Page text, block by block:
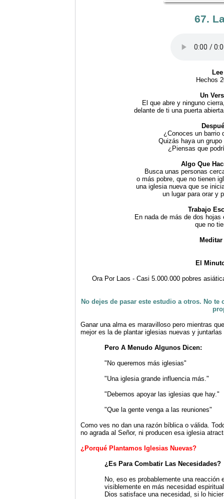
67.
Hechos
Un
El que abre y ninguno
delante de ti una puerta
¿Conoces un barrio
Quizás haya un
¿Piensas que
Algo Que
Busca unas personas
o más pobre, que no tienen
una iglesia nueva que se
un lugar para orar y
Trabajo
En nada de más de dos
que no
El
Ora Por Laos - Casi 5.000.000 pobres
No dejes de pasar este estudio a otros. No te
Ganar una alma es maravilloso pero mientras
mejor es la de plantar iglesias nuevas y
Pero A Menudo Algunos Dicen:
"No queremos más iglesias"
"Una iglesia grande influencia más."
"Debemos apoyar las iglesias que hay."
"Que la gente venga a las reuniones"
Como ves no dan una razón bíblica o válida.
no agrada al Señor, ni producen esa iglesia
¿Porqué Plantamos Iglesias Nuevas?
¿Es Para Combatir Las Necesidades?
No, eso es probablemente una
visiblemente en más necesidad
Dios satisface una necesidad, si lo